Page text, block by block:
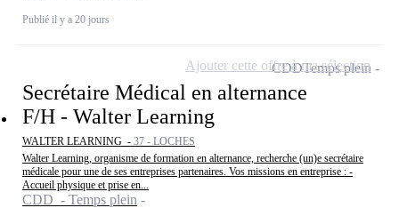
Publié il y a 20 jours
Secrétaire Médical en alternance
F/H - Walter Learning
WALTER LEARNING - 37 - LOCHES
Walter Learning, organisme de formation en alternance, recherche (un)e secrétaire
médicale pour une de ses entreprises partenaires. Vos missions en entreprise : -
Accueil physique et prise en...
CDD - Temps plein
CDDTemps plein
Ajouter cette offre à ma sélection